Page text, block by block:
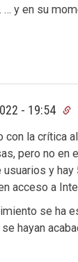
y en su
- 19:54
con la crítica
pero no en
y hay
acceso a
se ha
hayan